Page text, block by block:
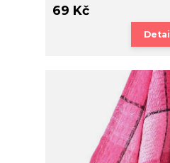
69 Kč
Detail